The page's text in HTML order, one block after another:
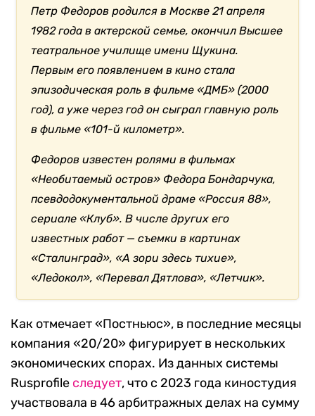
Петр Федоров родился в Москве 21 апреля
1982 года в актерской семье, окончил Высшее
театральное училище имени Щукина.
Первым его появлением в кино стала
эпизодическая роль в фильме «ДМБ» (2000
год), а уже через год он сыграл главную роль
в фильме «101-й километр».
Федоров известен ролями в фильмах
«Необитаемый остров» Федора Бондарчука,
псевдодокументальной драме «Россия 88»,
сериале «Клуб». В числе других его
известных работ — съемки в картинах
«Сталинград», «А зори здесь тихие»,
«Ледокол», «Перевал Дятлова», «Летчик».
Как отмечает «Постньюс», в последние месяцы
компания «20/20» фигурирует в нескольких
экономических спорах. Из данных системы
Rusprofile следует, что с 2023 года киностудия
участвовала в 46 арбитражных делах на сумму